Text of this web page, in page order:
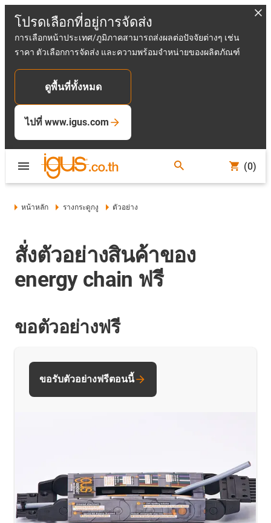
โปรดเลือกที่อยู่การจัดส่ง
การเลือกหน้าประเทศ/ภูมิภาคสามารถส่งผลต่อปัจจัยต่างๆ เช่น
ราคา ตัวเลือกการจัดส่ง และความพร้อมจำหน่ายของผลิตภัณฑ์
ดูพื้นที่ทั้งหมด
ไปที่ www.igus.com
(0)
หน้าหลัก รางกระดูกงู ตัวอย่าง
สั่งตัวอย่างสินค้าของ
energy chain ฟรี
ขอตัวอย่างฟรี
ขอรับตัวอย่างฟรีตอนนี้